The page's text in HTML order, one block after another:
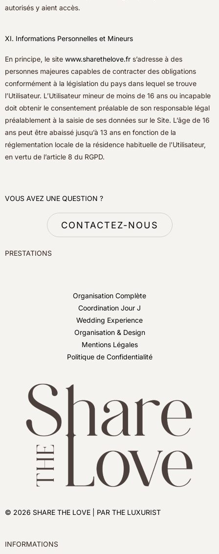
autorisés y aient accès.
XI. Informations Personnelles et Mineurs
En principe, le site www.sharethelove.fr s’adresse à des
personnes majeures capables de contracter des obligations
conformément à la législation du pays dans lequel se trouve
l’Utilisateur. L’Utilisateur mineur de moins de 16 ans ou incapable
doit obtenir le consentement préalable de son responsable légal
préalablement à la saisie de ses données sur le Site. L’âge de 16
ans peut être abaissé jusqu’à 13 ans en fonction de la
réglementation locale de la résidence habituelle de l’Utilisateur,
en vertu de l’article 8 du RGPD.
VOUS AVEZ UNE QUESTION ?
CONTACTEZ-NOUS
PRESTATIONS
Organisation Complète
Coordination Jour J
Wedding Experience
Organisation & Design
Mentions Légales
Politique de Confidentialité
© 2026 SHARE THE LOVE | PAR THE LUXURIST
INFORMATIONS